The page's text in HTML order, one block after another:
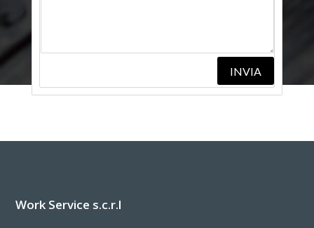
INVIA
Work Service s.c.r.l